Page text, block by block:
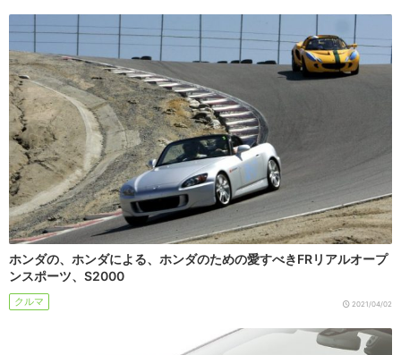
ホンダの、ホンダによる、ホンダのための愛すべきFRリアルオープ
ンスポーツ、S2000
クルマ 2021/04/02